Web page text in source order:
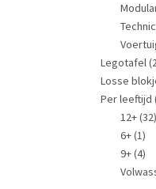
Technic
Legotafel
Losse
Per leeftijd
12+(32)
6+(1)
9+(4)